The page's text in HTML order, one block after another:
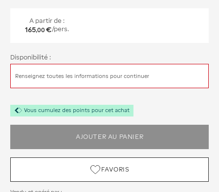
A partir de :
165,00 €/pers.
Disponibilité :
Renseignez toutes les informations pour continuer
Vous cumulez des points pour cet achat
AJOUTER AU PANIER
FAVORIS